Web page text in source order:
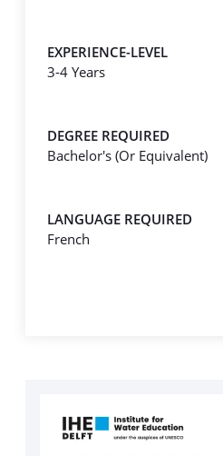
EXPERIENCE-LEVEL
3-4 Years
DEGREE REQUIRED
Bachelor's (Or Equivalent)
LANGUAGE REQUIRED
French